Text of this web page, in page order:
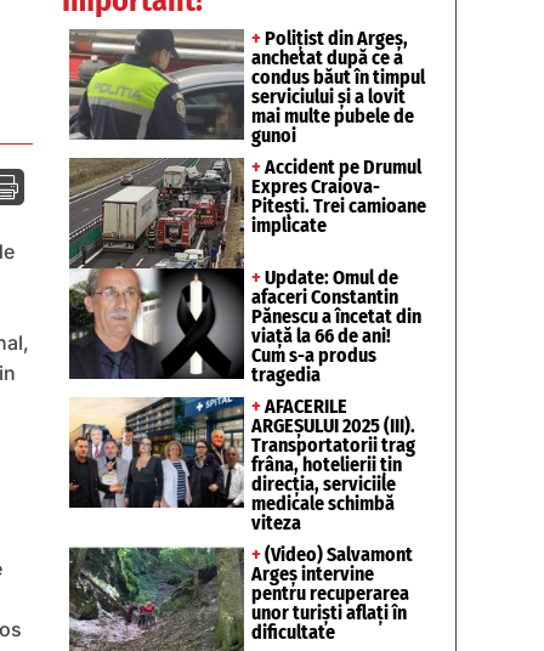
+ Polițist din Argeș,
anchetat după ce a
condus băut în timpul
serviciului și a lovit
mai multe pubele de
gunoi
+ Accident pe Drumul
Expres Craiova-
Pitești. Trei camioane
implicate
+ Update: Omul de
afaceri Constantin
Pănescu a încetat din
viață la 66 de ani!
Cum s-a produs
tragedia
+ AFACERILE
ARGEȘULUI 2025 (III).
Transportatorii trag
frâna, hotelierii țin
direcția, serviciile
medicale schimbă
viteza
+ (Video) Salvamont
Argeș intervine
pentru recuperarea
unor turişti aflaţi în
dificultate